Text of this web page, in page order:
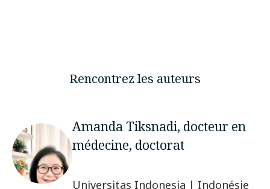
Rencontrez les auteurs
Amanda Tiksnadi, docteur en
médecine, doctorat
Universitas Indonesia | Indonésie